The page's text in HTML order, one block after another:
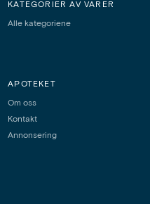
KATEGORIER AV VARER
Alle kategoriene
APOTEKET
Om oss
Kontakt
Annonsering